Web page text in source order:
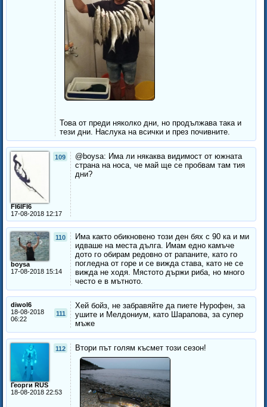
Това от преди няколко дни, но продължава така и
тези дни. Наслука на всички и през почивните.
109
FI6IFI6
17-08-2018 12:17
@boysa: Има ли някаква видимост от южната
страна на носа, че май ще се пробвам там тия
дни?
110
boysa
17-08-2018 15:14
Има както обикновено този ден бях с 90 ка и ми
идваше на места дълга. Имам едно камъче
дото го обирам редовно от рапаните, като го
погледна от горе и се вижда става, като не се
вижда не ходя. Мястото държи риба, но много
често е в мътното.
diwol6
111
18-08-2018
06:22
Хей бойз, не забравяйте да пиете Нурофен, за
ушите и Мелдониум, като Шарапова, за супер
мъже
112
Георги RUS
18-08-2018 22:53
Втори път голям късмет този сезон!